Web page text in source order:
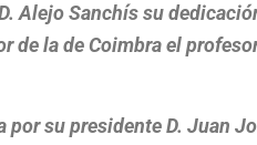
Alejo Sanchís su
de la de Coimbra el
por su presidente D. Juan